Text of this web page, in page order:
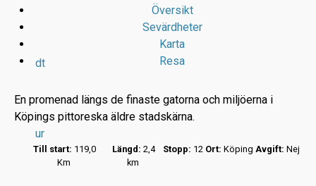
dt
ur
Översikt
Sevärdheter
Karta
Resa
En promenad längs de finaste gatorna och miljöerna i
Köpings pittoreska äldre stadskärna.
Till start: 119,0
Km
Längd: 2,4
km
Stopp: 12 Ort: Köping Avgift: Nej